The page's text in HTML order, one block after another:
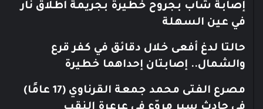
إصابة شاب بجروح خطيرة بجريمة اطلاق نار
في عين السهلة
حالتا لدغ أفعى خلال دقائق في كفر قرع
والشمال.. إصابتان إحداهما خطيرة
مصرع الفتى محمد جمعة القرناوي (17 عامًا)